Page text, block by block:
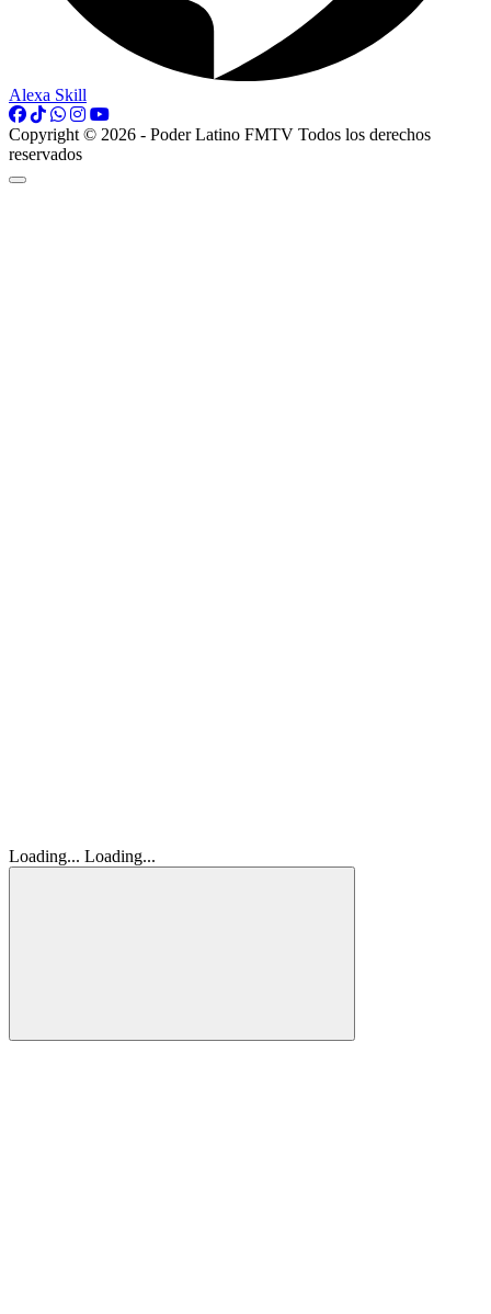
Alexa Skill
Copyright © 2026 - Poder Latino FMTV Todos los derechos
reservados
Loading... Loading...